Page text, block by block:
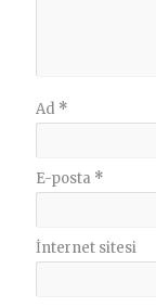
Ad *
E-posta *
İnternet sitesi